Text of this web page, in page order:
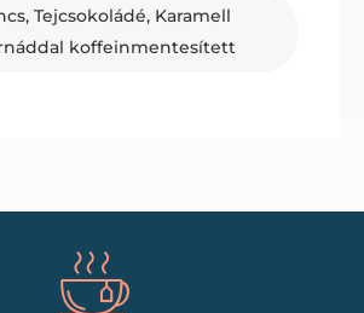
Tejcsokoládé, Karamell
koffeinmentesített